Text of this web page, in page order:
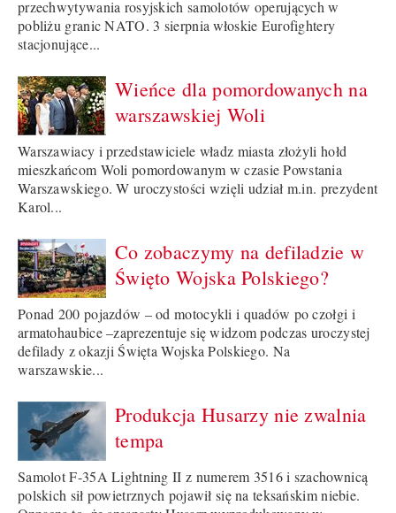
przechwytywania rosyjskich samolotów operujących w
pobliżu granic NATO. 3 sierpnia włoskie Eurofightery
stacjonujące...
Wieńce dla pomordowanych na
warszawskiej Woli
Warszawiacy i przedstawiciele władz miasta złożyli hołd
mieszkańcom Woli pomordowanym w czasie Powstania
Warszawskiego. W uroczystości wzięli udział m.in. prezydent
Karol...
Co zobaczymy na defiladzie w
Święto Wojska Polskiego?
Ponad 200 pojazdów – od motocykli i quadów po czołgi i
armatohaubice –zaprezentuje się widzom podczas uroczystej
defilady z okazji Święta Wojska Polskiego. Na
warszawskie...
Produkcja Husarzy nie zwalnia
tempa
Samolot F-35A Lightning II z numerem 3516 i szachownicą
polskich sił powietrznych pojawił się na teksańskim niebie.